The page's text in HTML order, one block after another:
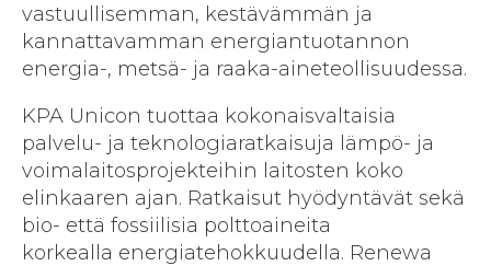
vastuullisemman, kestävämmän ja
kannattavamman energiantuotannon
energia-, metsä- ja raaka-aineteollisuudessa.
KPA Unicon tuottaa kokonaisvaltaisia
palvelu- ja teknologiaratkaisuja lämpö- ja
voimalaitosprojekteihin laitosten koko
elinkaaren ajan. Ratkaisut hyödyntävät sekä
bio- että fossiilisia polttoaineita
korkealla energiatehokkuudella. Renewa